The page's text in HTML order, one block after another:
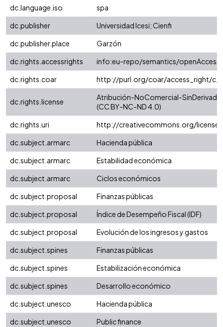
dc.language.iso
spa
dc.publisher
Universidad Icesi; Cienfi
dc.publisher.place
Garzón
dc.rights.accessrights
info:eu-repo/semantics/openAccess
dc.rights.coar
http://purl.org/coar/access_right/
dc.rights.license
Atribución-NoComercial-
(CC BY-NC-ND 4.0)
dc.rights.uri
http://creativecommons.org/
dc.subject.armarc
Hacienda pública
dc.subject.armarc
Estabilidad económica
dc.subject.armarc
Ciclos económicos
dc.subject.proposal
Finanzas públicas
dc.subject.proposal
Índice de Desempeño Fiscal (IDF)
dc.subject.proposal
Evolución de los ingresos y gastos
dc.subject.spines
Finanzas públicas
dc.subject.spines
Estabilización económica
dc.subject.spines
Desarrollo económico
dc.subject.unesco
Hacienda pública
dc.subject.unesco
Public finance